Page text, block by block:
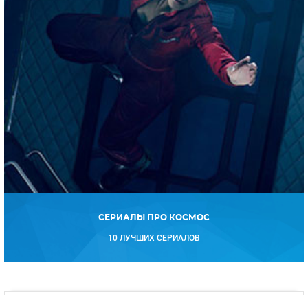
СЕРИАЛЫ ПРО КОСМОС
10 ЛУЧШИХ СЕРИАЛОВ